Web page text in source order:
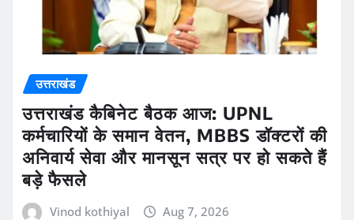
उत्तराखंड
उत्तराखंड कैबिनेट बैठक आज: UPNL
कर्मचारियों के समान वेतन, MBBS डॉक्टरों की
अनिवार्य सेवा और मानसून सत्र पर हो सकते हैं
बड़े फैसले
Vinod kothiyal Aug 7, 2026